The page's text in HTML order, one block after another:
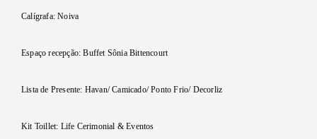
Calígrafa: Noiva
Espaço recepção: Buffet Sônia Bittencourt
Lista de Presente: Havan/ Camicado/ Ponto Frio/ Decorliz
Kit Toillet: Life Cerimonial & Eventos